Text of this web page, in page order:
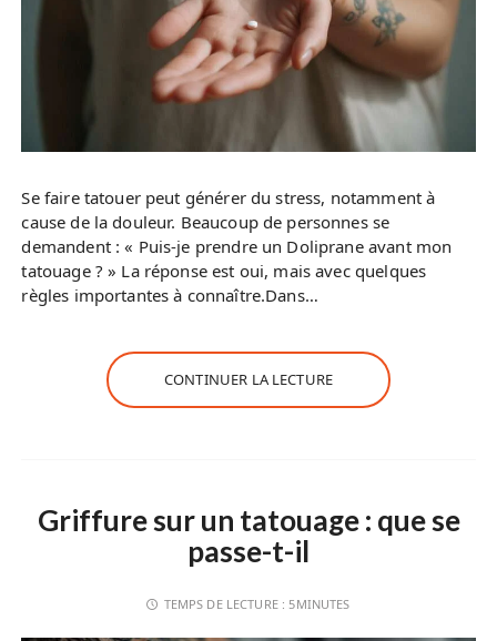
Se faire tatouer peut générer du stress, notamment à
cause de la douleur. Beaucoup de personnes se
demandent : « Puis-je prendre un Doliprane avant mon
tatouage ? » La réponse est oui, mais avec quelques
règles importantes à connaître.Dans…
CONTINUER LA LECTURE
Griffure sur un tatouage : que se
passe-t-il
TEMPS DE LECTURE : 5MINUTES